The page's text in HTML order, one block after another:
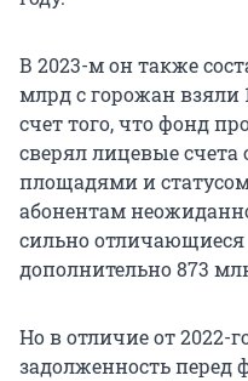
В 2023-м он также
млрд с горожан взяли
счет того, что фонд
сверял лицевые
площадями и
абонентам
сильно
дополнительно 873
Но в отличие от 2022-
задолженность перед